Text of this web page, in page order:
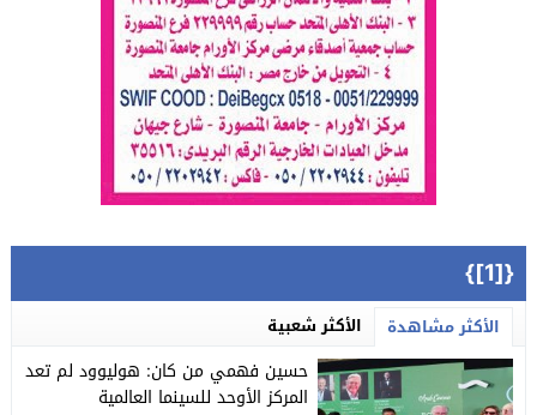
{[1]}
الأكثر مشاهدة الأكثر شعبية
حسين فهمي من كان: هوليوود لم تعد
المركز الأوحد للسينما العالمية